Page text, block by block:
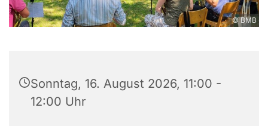
© BMB
Sonntag, 16. August 2026, 11:00 -
12:00 Uhr